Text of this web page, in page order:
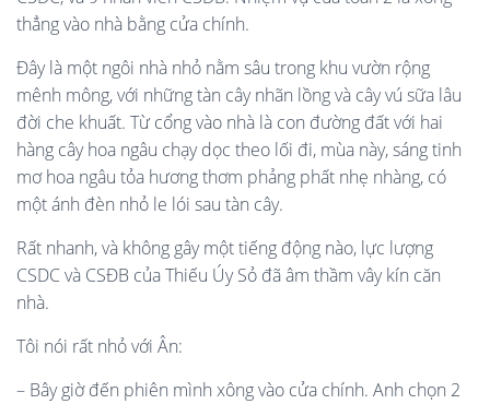
thẳng vào nhà bằng cửa chính.
Đây là một ngôi nhà nhỏ nằm sâu trong khu vườn rộng
mênh mông, với những tàn cây nhãn lồng và cây vú sữa lâu
đời che khuất. Từ cổng vào nhà là con đường đất với hai
hàng cây hoa ngâu chạy dọc theo lối đi, mùa này, sáng tinh
mơ hoa ngâu tỏa hương thơm phảng phất nhẹ nhàng, có
một ánh đèn nhỏ le lói sau tàn cây.
Rất nhanh, và không gây một tiếng động nào, lực lượng
CSDC và CSĐB của Thiếu Úy Sỏ đã âm thầm vây kín căn
nhà.
Tôi nói rất nhỏ với Ân:
– Bây giờ đến phiên mình xông vào cửa chính. Anh chọn 2